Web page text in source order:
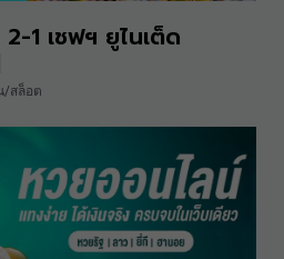
1 เชฟฯ ยูไนเต็ด
/สล็อต